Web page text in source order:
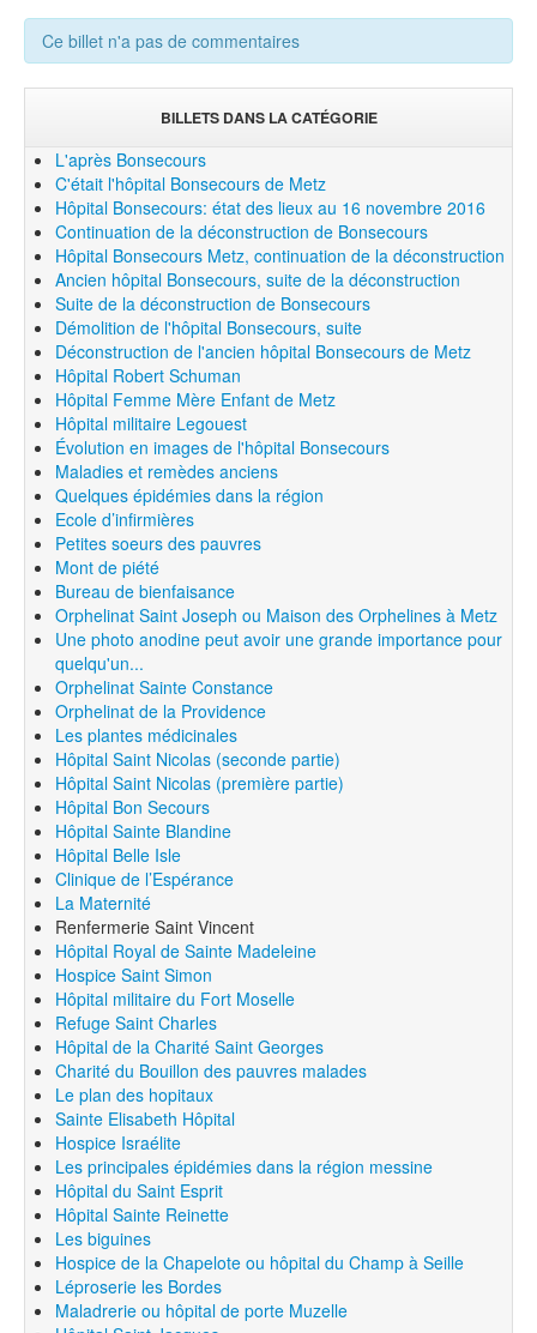
Ce billet n'a pas de commentaires
BILLETS DANS LA CATÉGORIE
L'après Bonsecours
C'était l'hôpital Bonsecours de Metz
Hôpital Bonsecours: état des lieux au 16 novembre 2016
Continuation de la déconstruction de Bonsecours
Hôpital Bonsecours Metz, continuation de la déconstruction
Ancien hôpital Bonsecours, suite de la déconstruction
Suite de la déconstruction de Bonsecours
Démolition de l'hôpital Bonsecours, suite
Déconstruction de l'ancien hôpital Bonsecours de Metz
Hôpital Robert Schuman
Hôpital Femme Mère Enfant de Metz
Hôpital militaire Legouest
Évolution en images de l'hôpital Bonsecours
Maladies et remèdes anciens
Quelques épidémies dans la région
Ecole d’infirmières
Petites soeurs des pauvres
Mont de piété
Bureau de bienfaisance
Orphelinat Saint Joseph ou Maison des Orphelines à Metz
Une photo anodine peut avoir une grande importance pour
quelqu'un...
Orphelinat Sainte Constance
Orphelinat de la Providence
Les plantes médicinales
Hôpital Saint Nicolas (seconde partie)
Hôpital Saint Nicolas (première partie)
Hôpital Bon Secours
Hôpital Sainte Blandine
Hôpital Belle Isle
Clinique de l’Espérance
La Maternité
Renfermerie Saint Vincent
Hôpital Royal de Sainte Madeleine
Hospice Saint Simon
Hôpital militaire du Fort Moselle
Refuge Saint Charles
Hôpital de la Charité Saint Georges
Charité du Bouillon des pauvres malades
Le plan des hopitaux
Sainte Elisabeth Hôpital
Hospice Israélite
Les principales épidémies dans la région messine
Hôpital du Saint Esprit
Hôpital Sainte Reinette
Les biguines
Hospice de la Chapelote ou hôpital du Champ à Seille
Léproserie les Bordes
Maladrerie ou hôpital de porte Muzelle